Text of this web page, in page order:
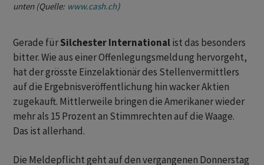
unten (Quelle: www.cash.ch)
Gerade fürSilchester Internationalist das besonders
bitter. Wie aus einer Offenlegungsmeldung hervorgeht,
hat der grösste Einzelaktionär des Stellenvermittlers
auf die Ergebnisveröffentlichung hin wacker Aktien
zugekauft. Mittlerweile bringen die Amerikaner wieder
mehr als 15 Prozent an Stimmrechten auf die Waage.
Das ist allerhand.
Die Meldepflicht geht auf den vergangenen Donnerstag